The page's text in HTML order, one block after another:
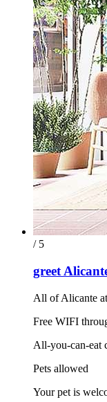
/ 5
greet
All of Alicante
Free WIFI
All-you-can-eat
Pets allowed
Your pet is